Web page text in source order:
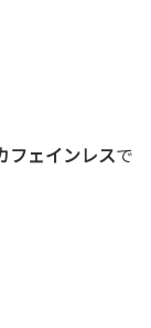
フェインレスで